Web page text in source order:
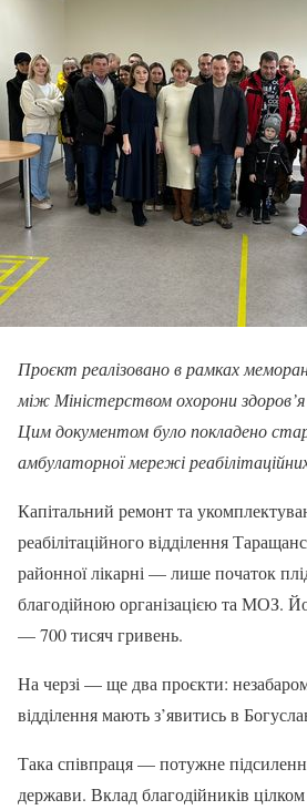
Проєкт реалізовано в рамках
між Міністерством охорони
Цим документом було покладено
амбулаторної мережі реабілітаційних
Капітальний ремонт та
реабілітаційного відділення
районної лікарні — лише початок
благодійною організацією та МОЗ.
— 700 тисяч гривень.
На черзі — ще два проєкти: незабаром
відділення мають з’явитись в
Така співпраця — потужне
держави. Вклад благодійників